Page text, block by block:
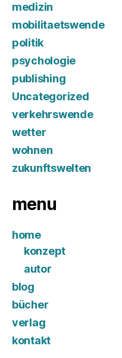
medizin
mobilitaetswende
politik
psychologie
publishing
Uncategorized
verkehrswende
wetter
wohnen
zukunftswelten
menu
home
konzept
autor
blog
bücher
verlag
kontakt